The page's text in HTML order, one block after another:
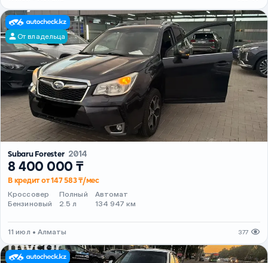
От владельца
Subaru Forester 2014
8 400 000 ₸
В кредит от 147 583 ₸/мес
Кроссовер
Бензиновый
Полный
2.5 л
Автомат
134 947 км
11 июл • Алматы 377